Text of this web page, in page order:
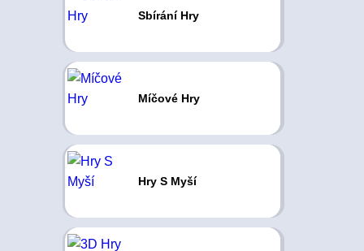
Sbírání Hry
Míčové Hry
Hry S Myší